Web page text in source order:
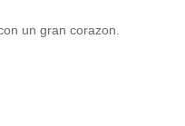
un gran corazon.